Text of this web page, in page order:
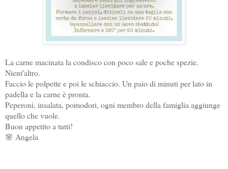
La carne macinata la condisco con poco sale e poche spezie.
Nient'altro.
Faccio le polpette e poi le schiaccio. Un paio di minuti per lato in
padella e la carne è pronta.
Peperoni, insalata, pomodori, ogni membro della famiglia aggiunge
quello che vuole.
Buon appetito a tutti!
🌸 Angela